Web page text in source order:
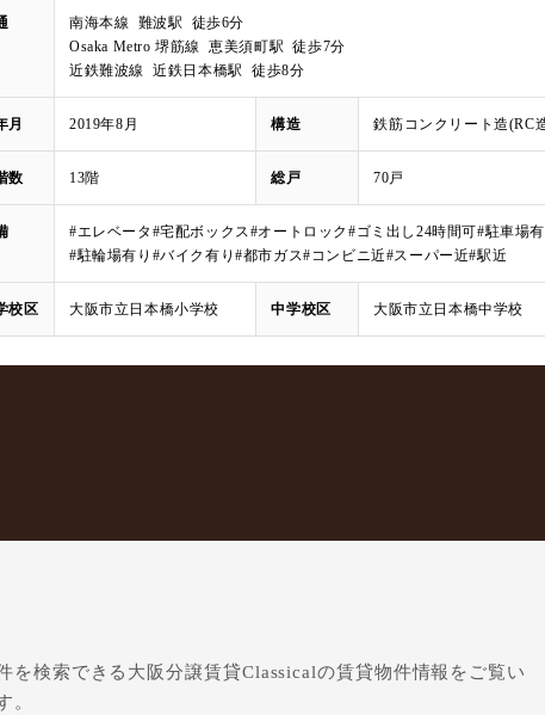
南海本線 難波駅 徒歩6分
Osaka Metro 堺筋線 恵美須町駅 徒歩7分
近鉄難波線 近鉄日本橋駅 徒歩8分
月 2019年8月 構造 鉄筋コンクリート造(RC
数 13階 総戸 70戸
#エレベータ #宅配ボックス#オートロック#ゴミ出し24時間可#駐車場有
#駐輪場有り #バイク有り#都市ガス#コンビニ近#スーパー近#駅近
校区 大阪市立日本橋小学校 中学校区 大阪市立日本橋中学校
を検索できる大阪分譲賃貸Classicalの賃貸物件情報をご覧い
。